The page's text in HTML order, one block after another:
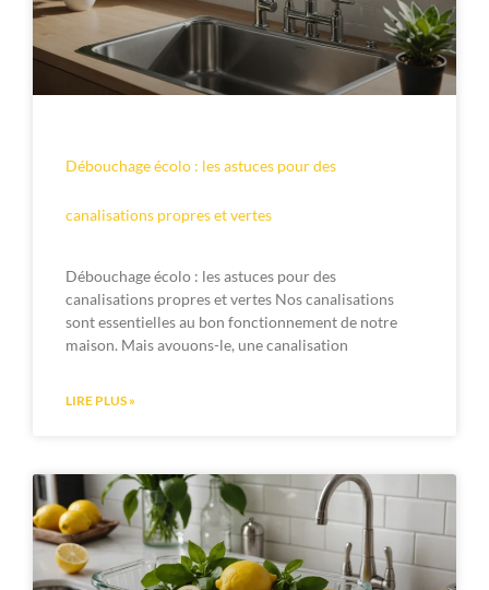
Débouchage écolo : les astuces pour des
canalisations propres et vertes
Débouchage écolo : les astuces pour des
canalisations propres et vertes Nos canalisations
sont essentielles au bon fonctionnement de notre
maison. Mais avouons-le, une canalisation
LIRE PLUS »